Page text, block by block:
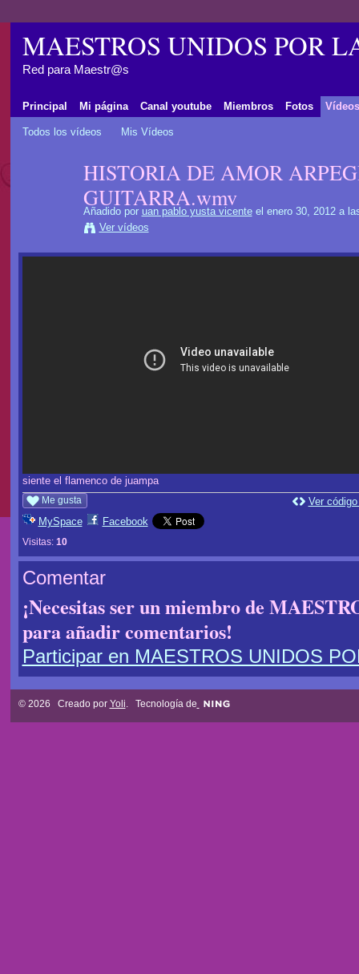
MAESTROS UNIDOS POR
Red para Maestr@s
Principal Mi página Canal youtube Miembros Fotos Vídeos
Todos los vídeos Mis Vídeos
HISTORIA DE AMOR
GUITARRA.wmv
Añadido por uan pablo yusta vicenteel enero 30, 2012 a
Ver vídeos
siente el flamenco de juampa
Me gusta
MySpace Facebook
Visitas: 10
Ver
Comentar
¡Necesitas ser un miembro de
para añadir comentarios!
Participar en MAESTROS UNIDOS
© 2026 Creado por Yoli. Tecnología de